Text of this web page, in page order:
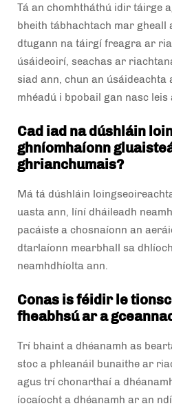
Tá an chomhtháthú idir táirge
bheith tábhachtach mar gheall
dtugann na táirgí freagra ar
úsáideoirí, seachas ar
siad ann, chun an úsáideachta
mhéadú i bpobail gan nasc leis
Cad iad na dúshláin
ghníomhaíonn
ghrianchumais?
Má tá dúshláin
uasta ann, líní dháileadh
pacáiste a chosnaíonn an
dtarlaíonn mearbhall sa
neamhdhíolta ann.
Conas is féidir le
fheabhsú ar a
Trí bhaint a dhéanamh as
stoc a phleanáil bunaithe ar
agus trí chonarthaí a
íocaíocht a dhéanamh ar an